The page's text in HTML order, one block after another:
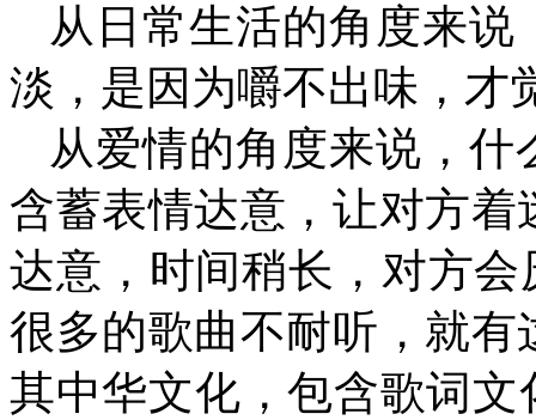
从日常生活的角度来说
淡，是因为嚼不出味，
从爱情的角度来说，什
含蓄表情达意，让对方
达意，时间稍长，对方会
很多的歌曲不耐听，就
其中华文化，包含歌词